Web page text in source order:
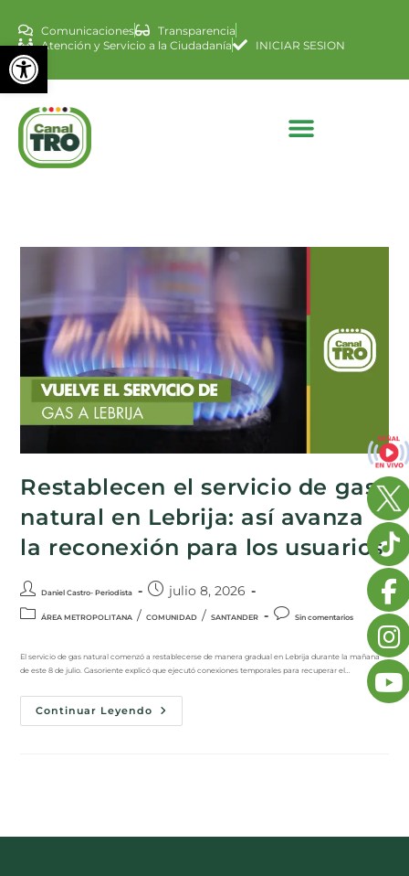
Abrir barra de
Comunicaciones
Transparencia
Atención y Servicio a la Ciudadanía
INICIAR SESION
Restablecen el servicio de gas
natural en Lebrija: así avanza
la reconexión para los usuarios
Daniel Castro- Periodista julio 8, 2026
ÁREA METROPOLITANA / COMUNIDAD / SANTANDER Sin comentarios
El servicio de gas natural comenzó a restablecerse de manera gradual en Lebrija durante la mañana
de este 8 de julio. Gasoriente explicó que ejecutó conexiones temporales para recuperar el…
Continuar Leyendo